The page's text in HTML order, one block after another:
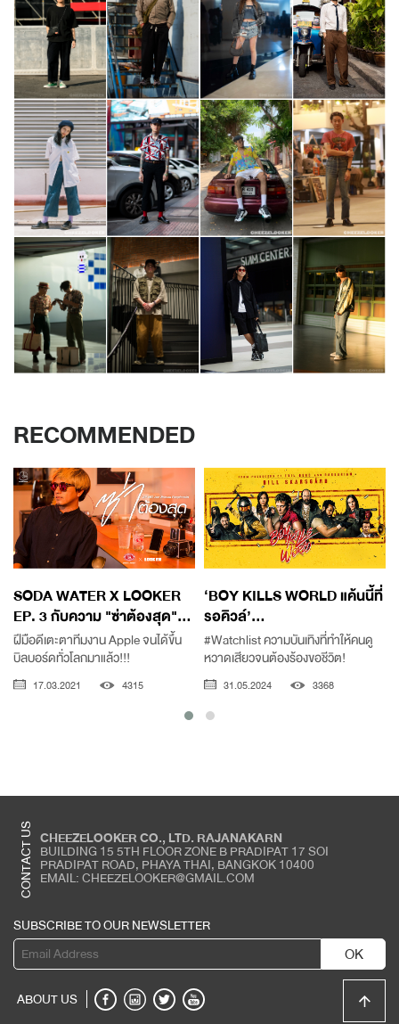
RECOMMENDED
SODA WATER X LOOKER
EP. 3 กับความ "ซ่าต้องสุด"...
ฝีมือดีเตะตาทีมงาน Apple จนได้ขึ้น
บิลบอร์ดทั่วโลกมาแล้ว!!!
17.03.2021 4315
‘BOY KILLS WORLD แค้นนี้ที่
รอคิวล์’...
#Watchlist ความบันเทิงที่ทำให้คนดู
หวาดเสียวจนต้องร้องขอชีวิต!
31.05.2024 3368
CONTACT US CHEEZELOOKER CO., LTD. RAJANAKARN
BUILDING 15 5TH FLOOR ZONE B PRADIPAT 17 SOI
PRADIPAT ROAD, PHAYA THAI, BANGKOK 10400
EMAIL: CHEEZELOOKER@GMAIL.COM
SUBSCRIBE TO OUR NEWSLETTER
OK
ABOUT US